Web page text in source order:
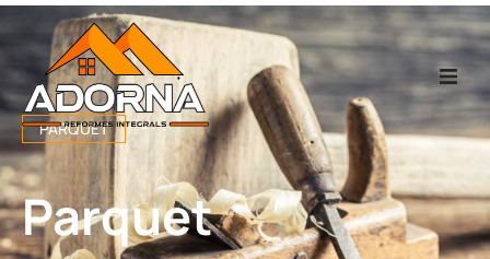
Home
Carpintería
Reformas
PARQUET
Parquet